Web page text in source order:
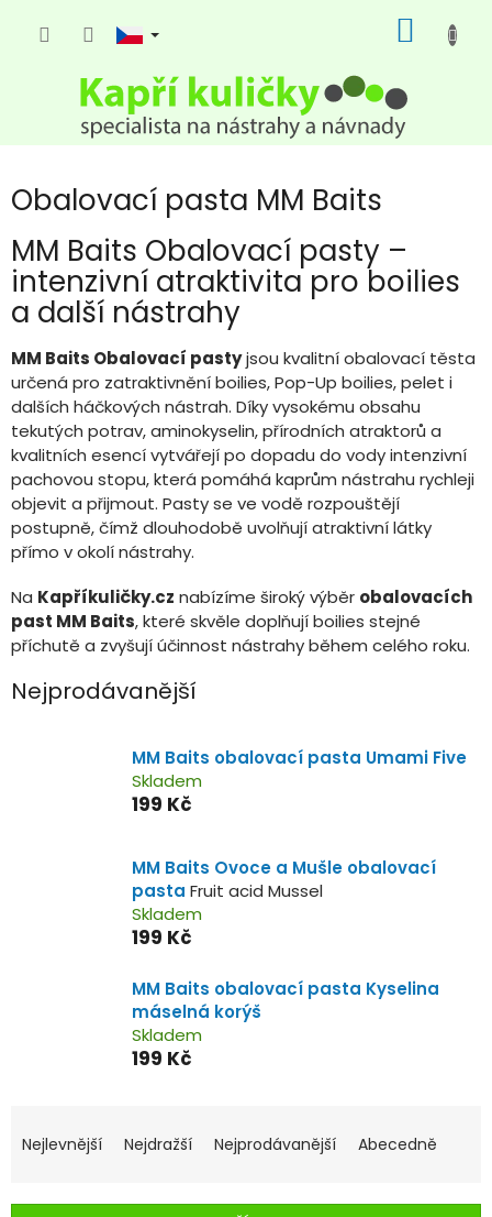
KOŠÍK
Obalovací pasta MM Baits
MM Baits Obalovací pasty –
intenzivní atraktivita pro boilies
a další nástrahy
MM Baits Obalovací pastyjsou kvalitní obalovací těsta
určená pro zatraktivnění boilies, Pop-Up boilies, pelet i
dalších háčkových nástrah. Díky vysokému obsahu
tekutých potrav, aminokyselin, přírodních atraktorů a
kvalitních esencí vytvářejí po dopadu do vody intenzivní
pachovou stopu, která pomáhá kaprům nástrahu rychleji
objevit a přijmout. Pasty se ve vodě rozpouštějí
postupně, čímž dlouhodobě uvolňují atraktivní látky
přímo v okolí nástrahy.
Na Kapříkuličky.cz nabízíme široký výběr obalovacích
past MM Baits, které skvěle doplňují boilies stejné
příchutě a zvyšují účinnost nástrahy během celého roku.
Nejprodávanější
MM Baits obalovací pasta Umami Five
Skladem
199 Kč
MM Baits Ovoce a Mušle obalovací
pasta Fruit acid Mussel
Skladem
199 Kč
MM Baits obalovací pasta Kyselina
máselná korýš
Skladem
199 Kč
aNejlevnější Nejdražší Nejprodávanější Abecedně